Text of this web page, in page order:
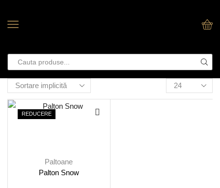
REDUCERE
Paltoane
Palton Snow